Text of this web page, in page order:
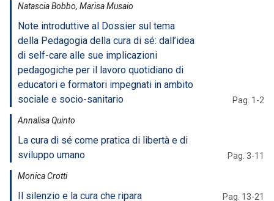
Natascia Bobbo, Marisa Musaio
Note introduttive al Dossier sul tema
della Pedagogia della cura di sé: dall’idea
di self-care alle sue implicazioni
pedagogiche per il lavoro quotidiano di
educatori e formatori impegnati in ambito
sociale e socio-sanitario
Pag. 1-2
Annalisa Quinto
La cura di sé come pratica di libertà e di
sviluppo umano
Pag. 3-11
Monica Crotti
Il silenzio e la cura che ripara Pag. 13-21